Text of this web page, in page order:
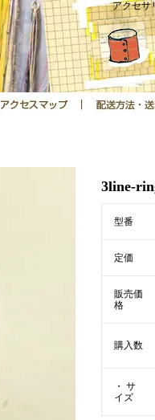
アクセサ
3line-
型番
定価
販売価
格
購入数
・ サ
イズ